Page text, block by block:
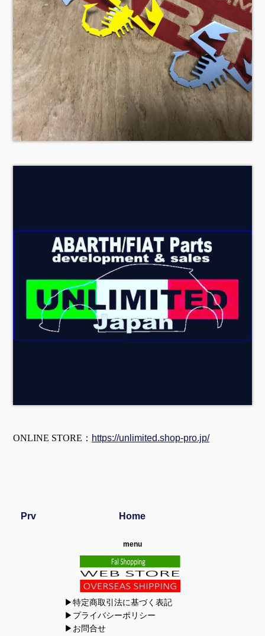
menu
▶特定商取引法に基づく表記
▶プライバシーポリシー
▶お問合せ
ONLINE STORE： https://unlimited.shop-pro.jp/
Prv Home